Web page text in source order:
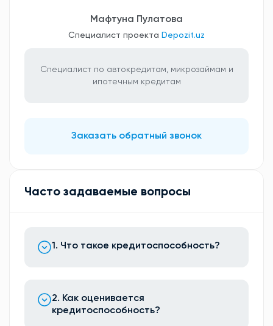
Мафтуна Пулатова
Специалист проекта Depozit.uz
Специалист по автокредитам, микрозаймам и
ипотечным кредитам
Заказать обратный звонок
Часто задаваемые вопросы
1. Что такое кредитоспособность?
2. Как оценивается
кредитоспособность?